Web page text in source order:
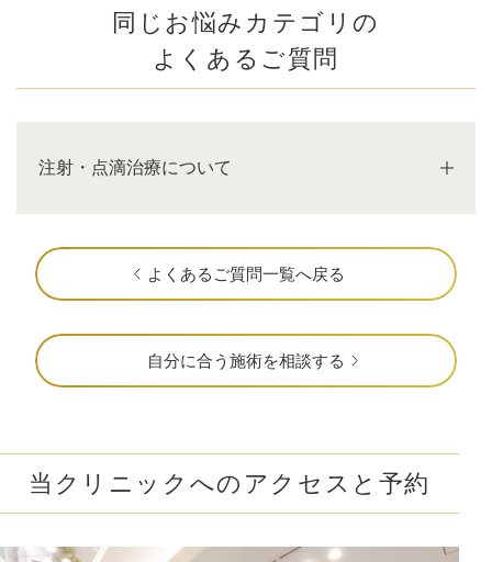
同じお悩みカテゴリの
よくあるご質問
注射・点滴治療について
よくあるご質問一覧へ戻る
自分に合う施術を相談する
当クリニックへのアクセスと予約